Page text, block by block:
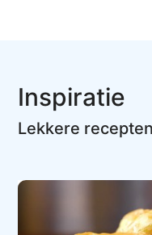
Inspiratie
Lekkere